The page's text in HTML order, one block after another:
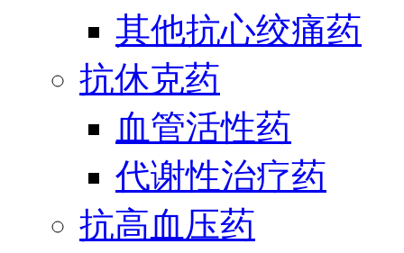
其他抗心绞痛药
抗休克药
血管活性药
代谢性治疗药
抗高血压药